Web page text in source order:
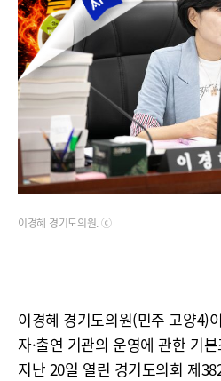
이경혜 경기도의원. ⓒ
이경혜 경기도의원(민주 고양4)
자·출연 기관의 운영에 관한 기
지난 20일 열린 경기도의회 제